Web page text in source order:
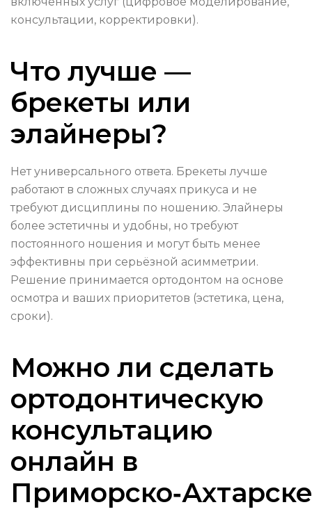
консультации, корректировки).
Что лучше —
брекеты или
элайнеры?
Нет универсального ответа. Брекеты лучше
работают в сложных случаях прикуса и не
требуют дисциплины по ношению. Элайнеры
более эстетичны и удобны, но требуют
постоянного ношения и могут быть менее
эффективны при серьёзной асимметрии.
Решение принимается ортодонтом на основе
осмотра и ваших приоритетов (эстетика, цена,
сроки).
Можно ли сделать
ортодонтическую
консультацию
онлайн в